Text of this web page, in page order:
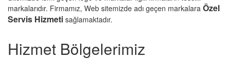
markalarıdır. Firmamız, Web sitemizde adı geçen markalara Özel
Servis Hizmeti sağlamaktadır.
Hizmet Bölgelerimiz